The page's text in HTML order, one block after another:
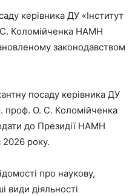
керівника ДУ «Інститут
С. Коломійченка НАМН
законодавством
посаду керівника ДУ
проф. О. С. Коломійченка
до Президії НАМН
2026 року.
про наукову,
види діяльності